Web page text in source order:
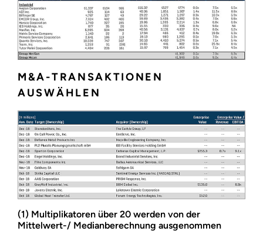
M&A-TRANSAKTIONEN
AUSWÄHLEN
(1) Multiplikatoren über 20 werden von der
Mittelwert-/ Medianberechnung ausgenommen